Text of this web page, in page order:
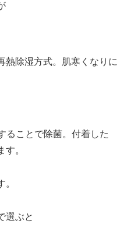
除湿方式。肌寒くなりに
ことで除菌。付着した
。
選ぶと